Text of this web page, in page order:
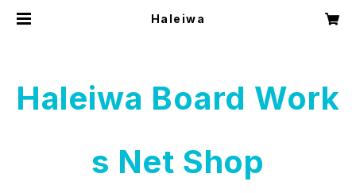
Haleiwa
Haleiwa Board Work
s Net Shop